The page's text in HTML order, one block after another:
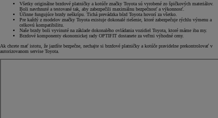
Všetky originálne brzdové platničky a kotúče značky Toyota sú vyrobené zo špičkových materiálov.
Boli navrhnuté a testované tak, aby zabezpečili maximálnu bezpečnosť a výkonnosť.
Účinne fungujúce brzdy neškrípu. Tichá prevádzka bŕzd Toyota hovorí za všetko.
Pre každý z modelov značky Toyota existuje dokonalé riešenie, ktoré zabezpečuje rýchlu výmenu a
celkovú kompatibilitu.
Naše brzdy boli vyvinuté na základe dokonalého ovládania vozidiel Toyota, ktoré máme iba my.
Brzdové komponenty ekonomickej rady OPTIFIT dostanete za veľmi výhodné ceny.
Ak chcete mať istotu, že jazdíte bezpečne, nechajte si brzdové platničky a kotúče pravidelne prekontrolovať v
autorizovanom servise Toyota.